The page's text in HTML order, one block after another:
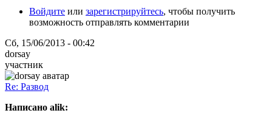
Войдите или зарегистрируйтесь, чтобы получить
возможность отправлять комментарии
Сб, 15/06/2013 - 00:42
dorsay
участник
Re: Развод
Написано alik: